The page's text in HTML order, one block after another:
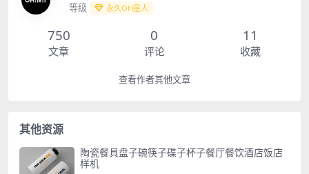
等级 永久OH星人
750
文章
0
评论
11
收藏
查看作者其他文章
其他资源
陶瓷餐具盘子碗筷子碟子杯子餐厅餐饮酒店饭店
样机